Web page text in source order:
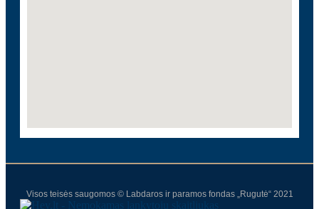
Visos teisės saugomos © Labdaros ir paramos fondas „Rugutė“ 2021